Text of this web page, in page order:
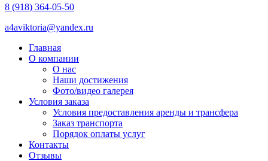
8 (918) 364-05-50
a4aviktoria@yandex.ru
Главная
О компании
О нас
Наши достижения
Фото/видео галерея
Условия заказа
Условия предоставления аренды и трансфера
Заказ транспорта
Порядок оплаты услуг
Контакты
Отзывы